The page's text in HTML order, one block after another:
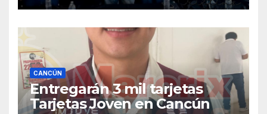
CANCÚN
Entregarán 3 mil tarjetas
Tarjetas Joven en Cancún